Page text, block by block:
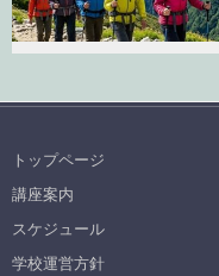
トップページ
講座案内
スケジュール
学校運営方針